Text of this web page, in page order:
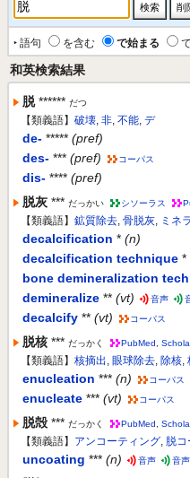
‣ 語句 を含む で始まる
和英検索結果
脱 ****** だつ
【類義語】 破壊, 非, 不能, デ
de- ***** (pref)
des- *** (pref) コーパス
dis- **** (pref)
脱灰 *** だっかい シソーラス
【類義語】 鉱質除去, 骨脱灰, ミネ
decalcification * (n)
decalcification technique *
bone demineralization
demineralize ** (vt) 音声
decalcify ** (vt) コーパス
脱核 *** だっかく PubMed
【類義語】 核摘出, 眼球除去, 除核,
enucleation *** (n) コーパス
enucleate *** (vt) コーパス
脱殻 *** だっかく PubMed
【類義語】 アンコーティング, 脱コ
uncoating *** (n) 音声 音声